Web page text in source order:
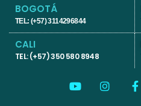
BOGOTÁ
TEL: (+57) 3114296844
CALI
TEL: (+57) 350 580 8948
o
I
n
F
a